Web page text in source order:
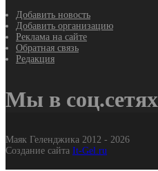
Добавить новость
Добавить организацию
Реклама на сайте
Обратная связь
Редакция
Мы в соц.сетях
Маяк Геленджика 2012 - 2026
Создание сайта It-Gel.ru